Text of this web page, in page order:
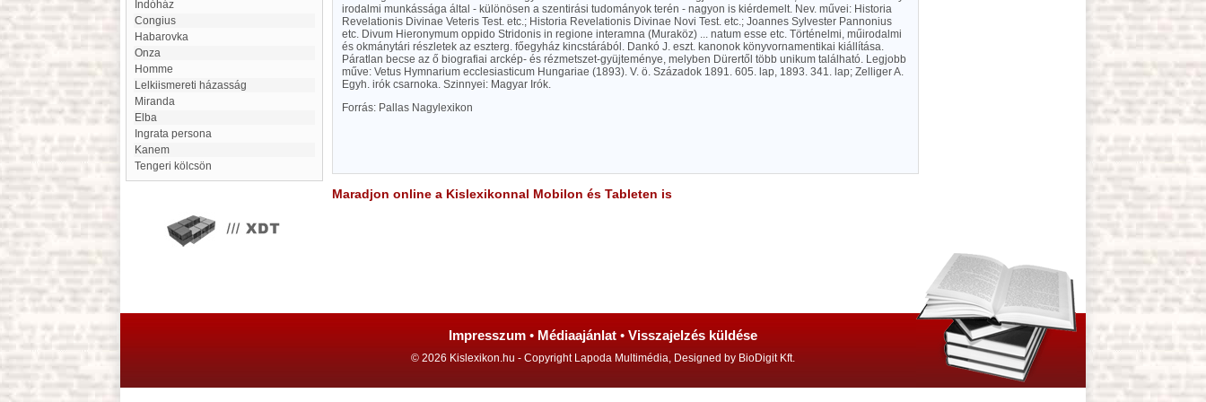
Indóház
Congius
Habarovka
Onza
Homme
Lelkiismereti házasság
Miranda
Elba
ingrata persona
Kanem
Tengeri kölcsön
irodalmi munkássága által - különösen a szentirási tudományok terén - nagyon is kiérdemelt. Nev. művei: Historia
Revelationis Divinae Veteris Test. etc.; Historia Revelationis Divinae Novi Test. etc.; Joannes Sylvester Pannonius
etc. Divum Hieronymum oppido Stridonis in regione interamna (Muraköz) ... natum esse etc. Történelmi, műirodalmi
és okmánytári részletek az eszterg. főegyház kincstárából. Dankó J. eszt. kanonok könyvornamentikai kiállítása.
Páratlan becse az ő biografiai arckép- és rézmetszet-gyüjteménye, melyben Dürertől több unikum található. Legjobb
műve: Vetus Hymnarium ecclesiasticum Hungariae (1893). V. ö. Századok 1891. 605. lap, 1893. 341. lap; Zelliger A.
Egyh. irók csarnoka. Szinnyei: Magyar Irók.
Forrás: Pallas Nagylexikon
Maradjon online a Kislexikonnal Mobilon és Tableten is
Impresszum • Médiaajánlat • Visszajelzés küldése
© 2026 Kislexikon.hu - Copyright Lapoda Multimédia, Designed by BioDigit Kft.